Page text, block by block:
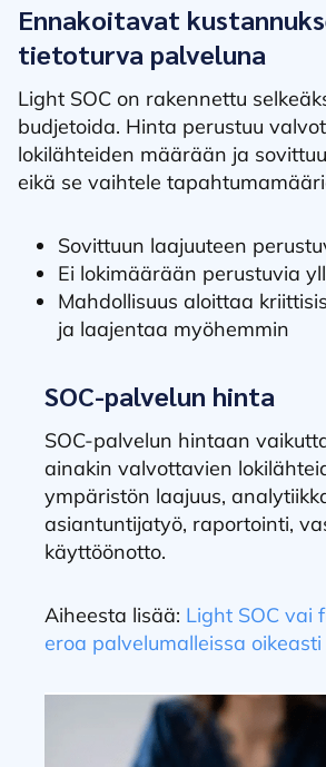
Ennakoitavat
tietoturva palveluna
Light SOC on rakennettu
budjetoida. Hinta perustuu
lokilähteiden määrään ja
eikä se vaihtele
Sovittuun laajuuteen
Ei lokimäärään perustuvia
Mahdollisuus aloittaa
ja laajentaa myöhemmin
SOC-palvelun hinta
SOC-palvelun hintaan
ainakin valvottavien
ympäristön laajuus,
asiantuntijatyö, raportointi,
käyttöönotto.
Aiheesta lisää: Light SOC vai
eroa palvelumalleissa oikeasti